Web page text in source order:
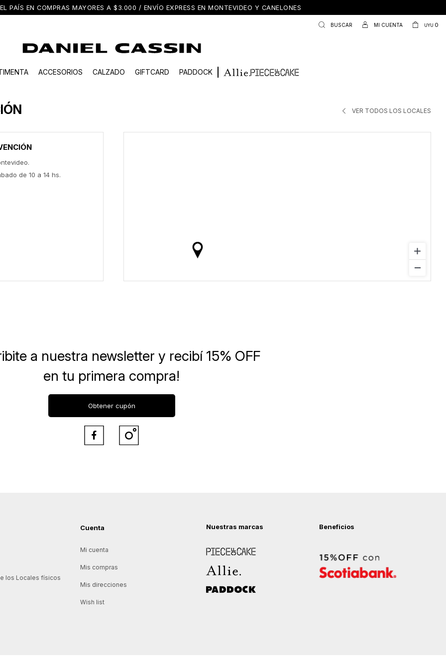
PAÍS EN COMPRAS MAYORES A $3.000 / ENVÍO EXPRESS EN MONTEVIDEO Y CANELONES
ACCESORIOS CALZADO GIFTCARD PADDOCK
UYU 0
VER TODOS LOS LOCALES
de 10 a 14 hs.
los Locales físicos
Cuenta
Mi cuenta
Mis compras
Mis direcciones
Wish list
Nuestras marcas
Piece of Cake
Allie
Paddock
Beneficios
a nuestra newsletter y recibí 15% OFF
en tu primera compra!
Obtener cupón
 